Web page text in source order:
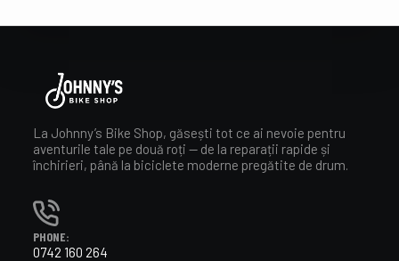
La Johnny’s Bike Shop, găsești tot ce ai nevoie pentru
aventurile tale pe două roți — de la reparații rapide și
închirieri, până la biciclete moderne pregătite de drum.
PHONE:
0742 160 264